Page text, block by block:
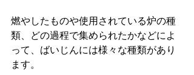
燃やしたものや使用されている炉の種
類、どの過程で集められたかなどによ
って、ばいじんには様々な種類があり
ます。